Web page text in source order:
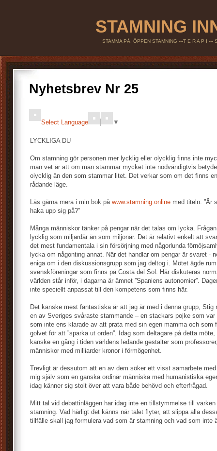
STAMNING
STAMMA PÅ, ÖPPEN STAMNING ---T E R A P I
Nyhetsbrev Nr 25
Select Language ▼
LYCKLIGA DU
Om stamning gör personen mer lycklig eller olycklig finns inte
man vet är att om man stammar mycket inte nödvändigtvis
olycklig än den som stammar litet. Det verkar som om det finns
rådande läge.
Läs gärna mera i min bok på www.stamning.online med titeln: ”Är
haka upp sig på?”
Många människor tänker på pengar när det talas om lycka.
lycklig som miljardär än som miljonär. Det är relativt enkelt att
det mest fundamentala i sin försörjning med någorlunda
lycka om någonting annat. När det handlar om pengar är svaret -
eniga om i den diskussionsgrupp som jag deltog i. Mötet ägde
svenskföreningar som finns på Costa del Sol. Här diskuteras
världen står inför, i dagarna är ämnet ”Spaniens autonomier”.
inte speciellt anpassat till den kompetens som finns här.
Det kanske mest fantastiska är att jag är med i denna grupp, Stig
en av Sveriges svåraste stammande – en stackars pojke som
som inte ens klarade av att prata med sin egen mamma och som
golvet för att ”sparka ut orden”. Idag som deltagare på detta
kanske en gång i tiden världens ledande gestalter som
människor med milliarder kronor i förmögenhet.
Trevligt är dessutom att en av dem söker ett visst samarbete
mig själv som en ganska ordinär människa med humanistiska
idag känner sig stolt över att vara både behövd och efterfrågad.
Mitt tal vid debattinläggen har idag inte en tillstymmelse till varken
stamning. Vad härligt det känns när talet flyter, att slippa alla
tillfälle skall jag formulera vad som är stamning och vad som inte